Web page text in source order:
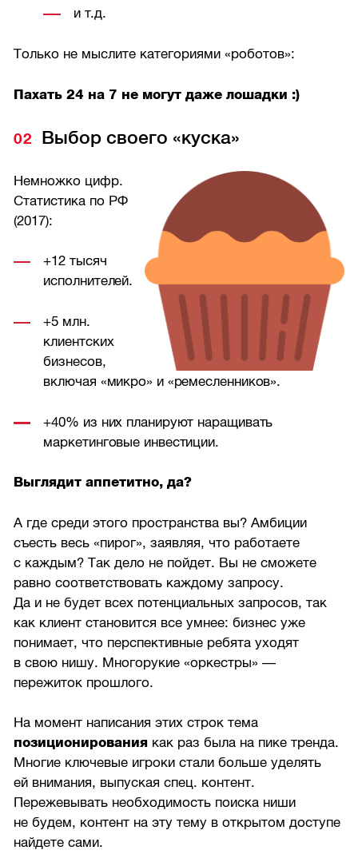
и т.д.
Только не мыслите категориями «роботов»:
Пахать 24 на 7 не могут даже лошадки :)
Выбор своего «куска»
Немножко цифр.
Статистика по РФ
(2017):
+12 тысяч
исполнителей.
+5 млн.
клиентских
бизнесов,
включая «микро» и «ремесленников».
+40% из них планируют наращивать
маркетинговые инвестиции.
Выглядит аппетитно, да?
А где среди этого пространства вы? Амбиции
съесть весь «пирог», заявляя, что работаете
с каждым? Так дело не пойдет. Вы не сможете
равно соответствовать каждому запросу.
Да и не будет всех потенциальных запросов, так
как клиент становится все умнее: бизнес уже
понимает, что перспективные ребята уходят
в свою нишу. Многорукие «оркестры» —
пережиток прошлого.
На момент написания этих строк тема
позиционирования как раз была на пике тренда.
Многие ключевые игроки стали больше уделять
ей внимания, выпуская спец. контент.
Пережевывать необходимость поиска ниши
не будем, контент на эту тему в открытом доступе
найдете сами.